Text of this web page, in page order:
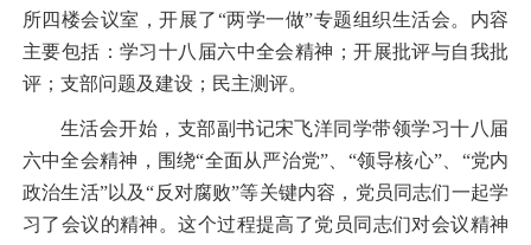
所四楼会议室，开展了“两学一做”专题组织生活会。内容
主要包括：学习十八届六中全会精神；开展批评与自我批
评；支部问题及建设；民主测评。
生活会开始，支部副书记宋飞洋同学带领学习十八届
六中全会精神，围绕“全面从严治党”、“领导核心”、“党内
政治生活”以及“反对腐败”等关键内容，党员同志们一起学
习了会议的精神。这个过程提高了党员同志们对会议精神